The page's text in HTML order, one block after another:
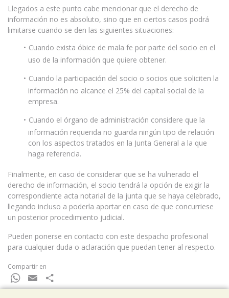
Llegados a este punto cabe mencionar que el derecho de
información no es absoluto, sino que en ciertos casos podrá
limitarse cuando se den las siguientes situaciones:
Cuando exista óbice de mala fe por parte del socio en el
uso de la información que quiere obtener.
Cuando la participación del socio o socios que soliciten la
información no alcance el 25% del capital social de la
empresa.
Cuando el órgano de administración considere que la
información requerida no guarda ningún tipo de relación
con los aspectos tratados en la Junta General a la que
haga referencia.
Finalmente, en caso de considerar que se ha vulnerado el
derecho de información, el socio tendrá la opción de exigir la
correspondiente acta notarial de la junta que se haya celebrado,
llegando incluso a poderla aportar en caso de que concurriese
un posterior procedimiento judicial.
Pueden ponerse en contacto con este despacho profesional
para cualquier duda o aclaración que puedan tener al respecto.
Compartir en
WhatsApp
Email